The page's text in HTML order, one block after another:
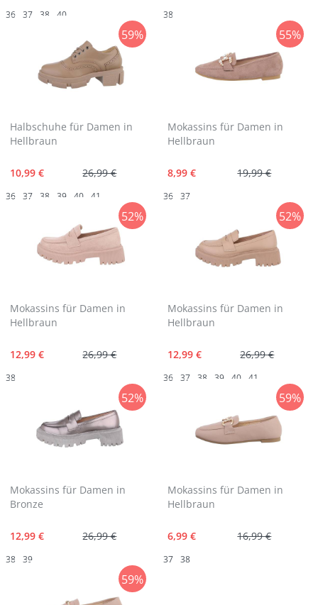
36 37 38 40 38
59%
Halbschuhe für Damen in
Hellbraun
26,99 €
10,99 €
36 37 38 39 40 41
55%
Mokassins für Damen in
Hellbraun
19,99 €
8,99 €
36 37
52%
Mokassins für Damen in
Hellbraun
26,99 €
12,99 €
38
52%
Mokassins für Damen in
Hellbraun
26,99 €
12,99 €
36 37 38 39 40 41
52%
Mokassins für Damen in
Bronze
26,99 €
12,99 €
38 39
59%
Mokassins für Damen in
Hellbraun
16,99 €
6,99 €
37 38
59%